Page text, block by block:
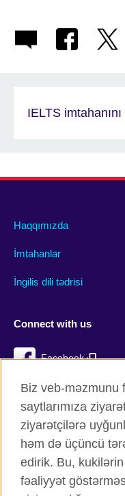
IELTS
Haqqımızda
İmtahanlar
İngilis dili tədrisi
Connect with us
Facebook
Twitter
British Council qlobal
Biz veb-məzmunu
saytlarımıza
ziyarətçilərə
həm də üçüncü
edirik. Bu, kukilərin
fəaliyyət